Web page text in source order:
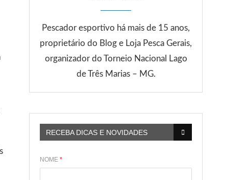
Pescador esportivo há mais de 15 anos,
proprietário do Blog e Loja Pesca Gerais,
organizador do Torneio Nacional Lago
de Três Marias – MG.
RECEBA DICAS E NOVIDADES
NOME *